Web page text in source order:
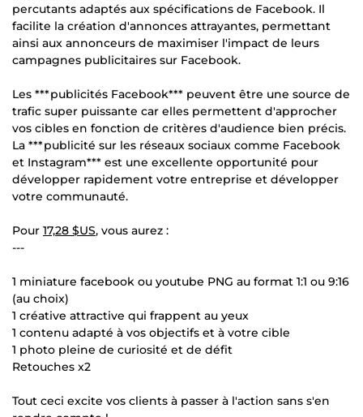
percutants adaptés aux spécifications de Facebook. Il
facilite la création d'annonces attrayantes, permettant
ainsi aux annonceurs de maximiser l'impact de leurs
campagnes publicitaires sur Facebook.
Les ***publicités Facebook*** peuvent être une source de
trafic super puissante car elles permettent d'approcher
vos cibles en fonction de critères d'audience bien précis.
La ***publicité sur les réseaux sociaux comme Facebook
et Instagram*** est une excellente opportunité pour
développer rapidement votre entreprise et développer
votre communauté.
Pour 17,28 $US, vous aurez :
---
1 miniature facebook ou youtube PNG au format 1:1 ou 9:16
(au choix)
1 créative attractive qui frappent au yeux
1 contenu adapté à vos objectifs et à votre cible
1 photo pleine de curiosité et de défit
Retouches x2
Tout ceci excite vos clients à passer à l'action sans s'en